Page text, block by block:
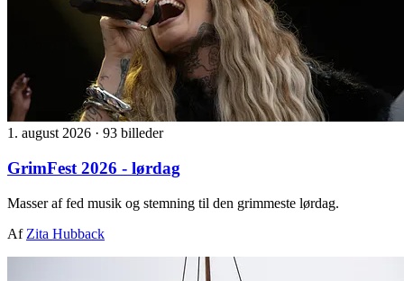
1. august 2026 · 93 billeder
GrimFest 2026 - lørdag
Masser af fed musik og stemning til den grimmeste lørdag.
Af Zita Hubback